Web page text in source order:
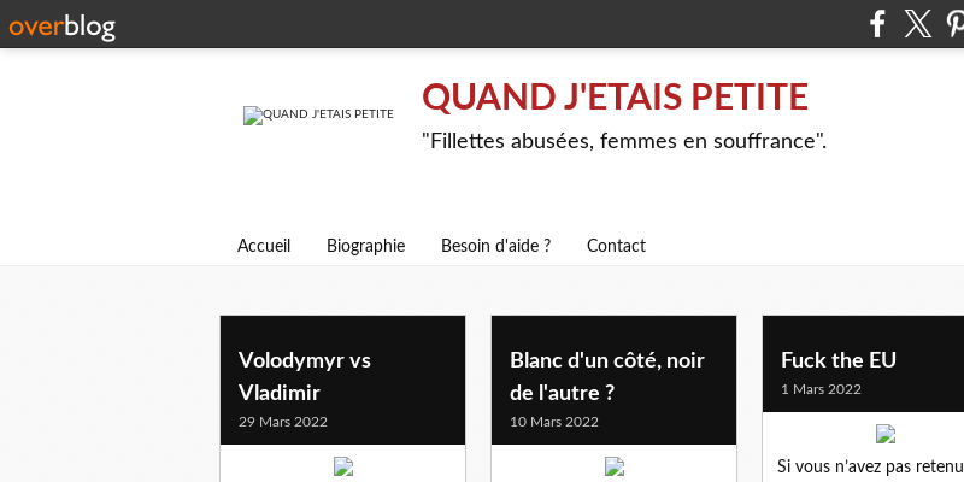
QUAND J'ETAIS PETITE
"Fillettes abusées, femmes en souffrance".
Accueil Biographie Besoin d'aide ? Contact
Volodymyr vs
Vladimir
29 Mars 2022
Blanc d'un côté, noir
de l'autre ?
10 Mars 2022
Fuck the EU
1 Mars 2022
Si vous n’avez pas retenu